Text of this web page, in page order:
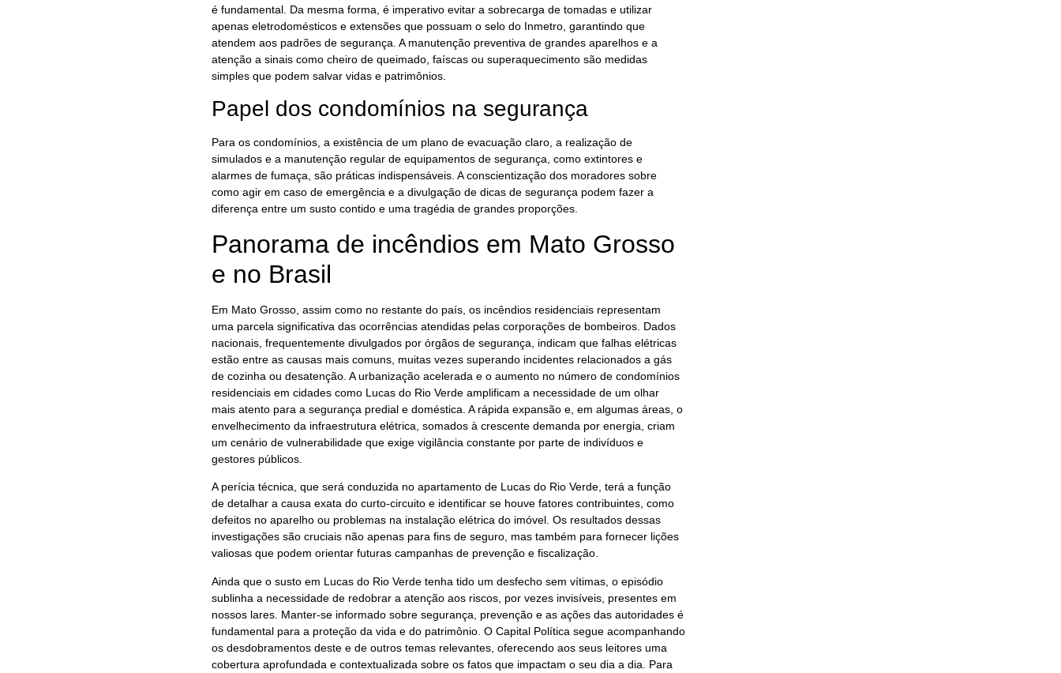
é fundamental. Da mesma forma, é imperativo evitar a sobrecarga de tomadas e utilizar
apenas eletrodomésticos e extensões que possuam o selo do Inmetro, garantindo que
atendem aos padrões de segurança. A manutenção preventiva de grandes aparelhos e a
atenção a sinais como cheiro de queimado, faíscas ou superaquecimento são medidas
simples que podem salvar vidas e patrimônios.
Papel dos condomínios na segurança
Para os condomínios, a existência de um plano de evacuação claro, a realização de
simulados e a manutenção regular de equipamentos de segurança, como extintores e
alarmes de fumaça, são práticas indispensáveis. A conscientização dos moradores sobre
como agir em caso de emergência e a divulgação de dicas de segurança podem fazer a
diferença entre um susto contido e uma tragédia de grandes proporções.
Panorama de incêndios em Mato Grosso
e no Brasil
Em Mato Grosso, assim como no restante do país, os incêndios residenciais representam
uma parcela significativa das ocorrências atendidas pelas corporações de bombeiros. Dados
nacionais, frequentemente divulgados por órgãos de segurança, indicam que falhas elétricas
estão entre as causas mais comuns, muitas vezes superando incidentes relacionados a gás
de cozinha ou desatenção. A urbanização acelerada e o aumento no número de condomínios
residenciais em cidades como Lucas do Rio Verde amplificam a necessidade de um olhar
mais atento para a segurança predial e doméstica. A rápida expansão e, em algumas áreas, o
envelhecimento da infraestrutura elétrica, somados à crescente demanda por energia, criam
um cenário de vulnerabilidade que exige vigilância constante por parte de indivíduos e
gestores públicos.
A perícia técnica, que será conduzida no apartamento de Lucas do Rio Verde, terá a função
de detalhar a causa exata do curto-circuito e identificar se houve fatores contribuintes, como
defeitos no aparelho ou problemas na instalação elétrica do imóvel. Os resultados dessas
investigações são cruciais não apenas para fins de seguro, mas também para fornecer lições
valiosas que podem orientar futuras campanhas de prevenção e fiscalização.
Ainda que o susto em Lucas do Rio Verde tenha tido um desfecho sem vítimas, o episódio
sublinha a necessidade de redobrar a atenção aos riscos, por vezes invisíveis, presentes em
nossos lares. Manter-se informado sobre segurança, prevenção e as ações das autoridades é
fundamental para a proteção da vida e do patrimônio. O Capital Política segue acompanhando
os desdobramentos deste e de outros temas relevantes, oferecendo aos seus leitores uma
cobertura aprofundada e contextualizada sobre os fatos que impactam o seu dia a dia. Para